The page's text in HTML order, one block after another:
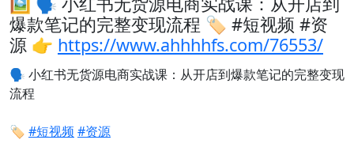
爆款笔记的完整变现流程 🏷️ #短视频 #资
源 👉 https://www.ahhhhfs.com/76553/
🗣️ 小红书无货源电商实战课：从开店到爆款笔记的完整变现
流程
🏷️ #短视频 #资源